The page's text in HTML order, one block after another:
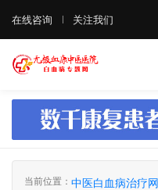
在线咨询 关注我们
当前位置： 中医白血病治疗网